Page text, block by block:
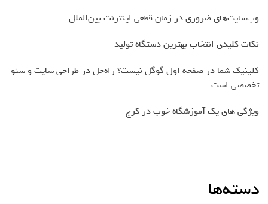
وب‌سایت‌های ضروری در زمان قطعی اینترنت بین‌الملل
نکات کلیدی انتخاب بهترین دستگاه تولید
کلینیک شما در صفحه اول گوگل نیست؟ راه‌حل در طراحی سایت و سئو
تخصصی است
ویژگی های یک آموزشگاه خوب در کرج
دسته‌ها